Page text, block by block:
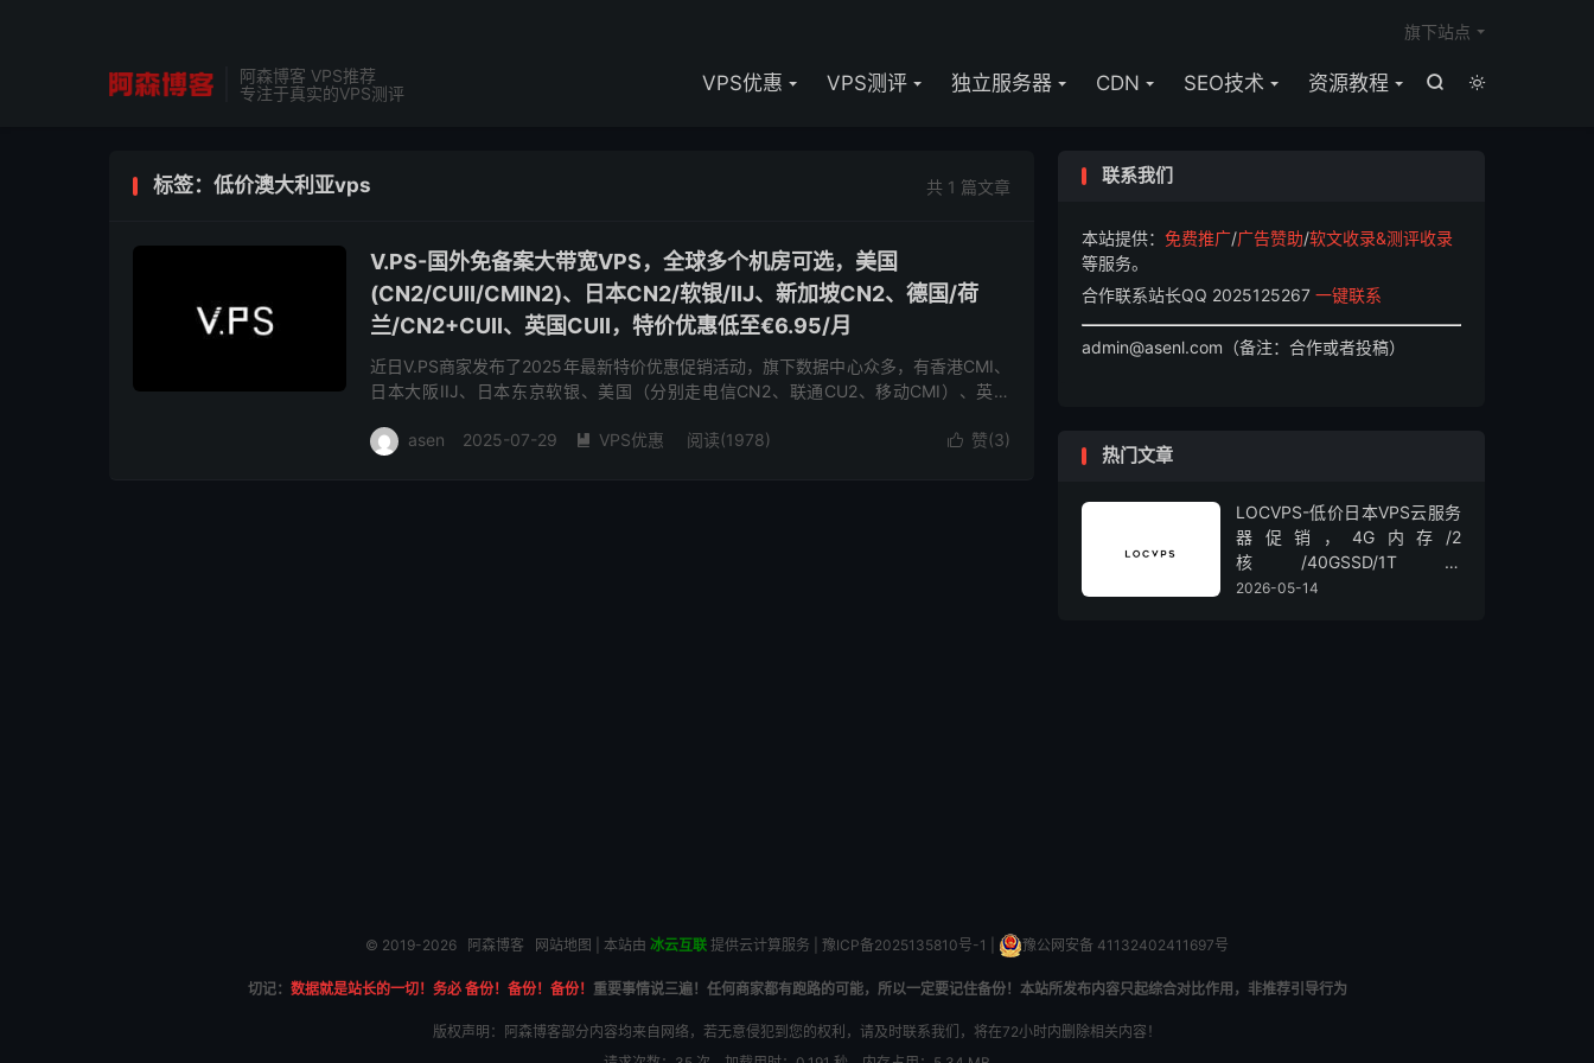
阿森博客 VPS推荐
专注于真实的VPS测评


VPS优惠 VPS测评 独立服务器 CDN SEO技术 资源教程
旗下站点
共 1 篇文章
标签：低价澳大利亚vps
V.PS-国外免备案大带宽VPS，全球多个机房可选，美国
(CN2/CUII/CMIN2)、日本CN2/软银/IIJ、新加坡CN2、德国/荷
兰/CN2+CUII、英国CUII，特价优惠低至€6.95/月
近日V.PS商家发布了2025年最新特价优惠促销活动，旗下数据中心众多，有香港CMI、
日本大阪IIJ、日本东京软银、美国（分别走电信CN2、联通CU2、移动CMI）、英国
 赞(3)
asen 2025-07-29  VPS优惠 阅读(1978)
联系我们
本站提供： 免费推广/广告赞助/软文收录&测评收录
等服务。
合作联系站长QQ 2025125267 一键联系
admin@asenl.com（备注：合作或者投稿）
热门文章
LOCVPS-低价日本VPS云服务
器促销，4G内存/2
核/40GSSD/1T流
量/450Mbps带宽，低至36元/
2026-05-14
© 2019-2026 阿森博客 网站地图 | 本站由 冰云互联 提供云计算服务 | 豫ICP备2025135810号-1 豫公网安备 41132402411697号
切记： 数据就是站长的一切！务必 备份！备份！备份！ 重要事情说三遍！任何商家都有跑路的可能，所以一定要记住备份！本站所发布内容只起综合对比作用，非推荐引导行为
版权声明：阿森博客部分内容均来自网络，若无意侵犯到您的权利，请及时联系我们，将在72小时内删除相关内容！